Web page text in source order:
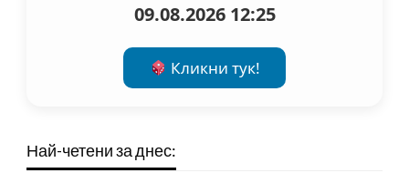
09.08.2026 12:25
Кликни тук!
Най-четени за днес: